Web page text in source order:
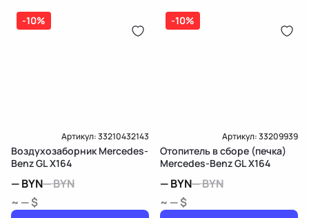
дозатор-распределитель топлива
Карта рассрочки онлайн
-10%
Артикул:33210432143
Воздухозаборник Mercedes-
Benz GL X164
—BYN—BYN
~ — $
-10%
Артикул:33209939
Отопитель в сборе (печка)
Mercedes-Benz GL X164
—BYN—BYN
~ — $